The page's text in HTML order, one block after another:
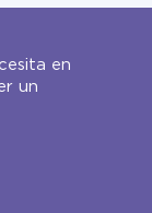
en
un